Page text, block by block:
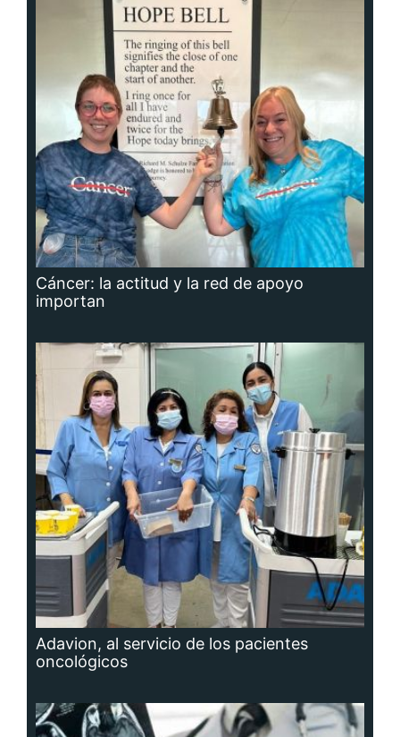
Cáncer: la actitud y la red de apoyo
importan
Adavion, al servicio de los pacientes
oncológicos